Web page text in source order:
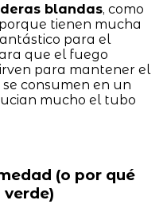
blandas, como
tienen mucha
para el
que el fuego
para mantener el
consumen en un
mucho el tubo
(o por qué